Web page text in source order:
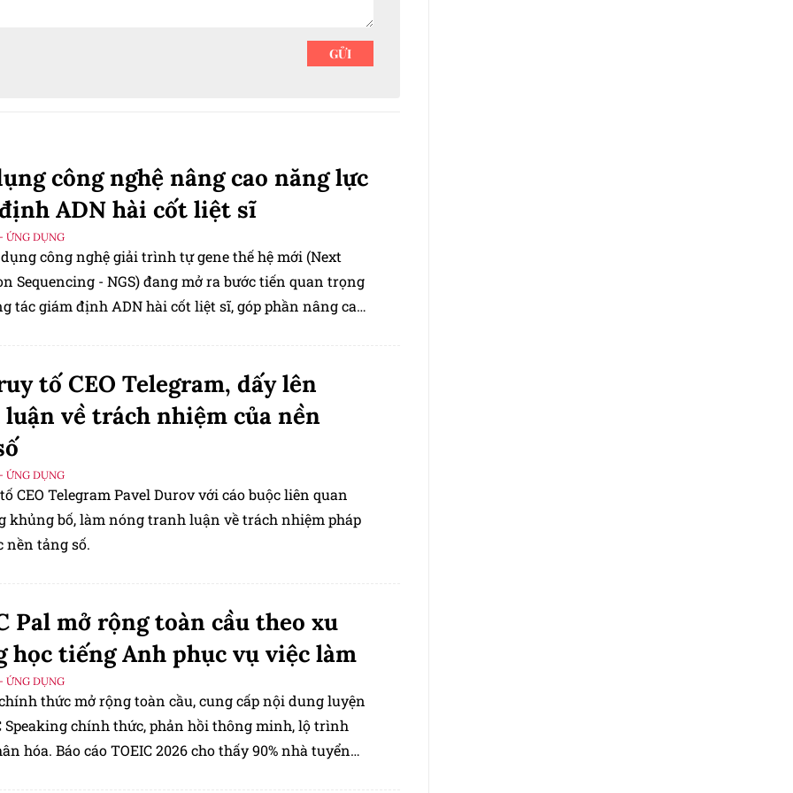
công nghệ nâng cao năng lực
ADN hài cốt liệt sĩ
ỨNG DỤNG
công nghệ giải trình tự gene thế hệ mới (Next
Sequencing - NGS) đang mở ra bước tiến quan trọng
tác giám định ADN hài cốt liệt sĩ, góp phần nâng cao
trí kinh phí, đầu tư hạ tầng công nghệ, trang thiết bị
nhân lực nhằm đáp ứng yêu cầu của Chiến dịch 500
tìm kiếm, quy tập và xác định danh tính hài cốt liệt sĩ.
tố CEO Telegram, dấy lên
về trách nhiệm của nền
ỨNG DỤNG
CEO Telegram Pavel Durov với cáo buộc liên quan
khủng bố, làm nóng tranh luận về trách nhiệm pháp
nền tảng số.
Pal mở rộng toàn cầu theo xu
học tiếng Anh phục vụ việc làm
ỨNG DỤNG
chính thức mở rộng toàn cầu, cung cấp nội dung luyện
Speaking chính thức, phản hồi thông minh, lộ trình
hóa. Báo cáo TOEIC 2026 cho thấy 90% nhà tuyển